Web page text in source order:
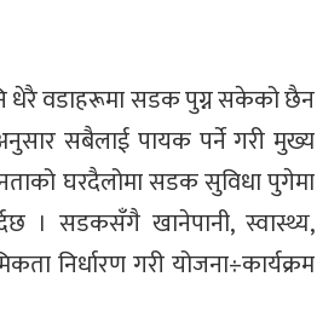
धेरै वडाहरूमा सडक पुग्न सकेको छैन
सबैलाई पायक पर्ने गरी मुख्य
घरदैलोमा सडक सुविधा पुगेमा
। सडकसँगै खानेपानी, स्वास्थ्य,
निर्धारण गरी योजना÷कार्यक्रम